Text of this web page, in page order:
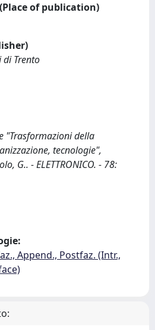
of publication)
di Trento
"Trasformazioni della
tecnologie",
G.. - ELETTRONICO. - 78:
Append., Postfaz. (Intr.,